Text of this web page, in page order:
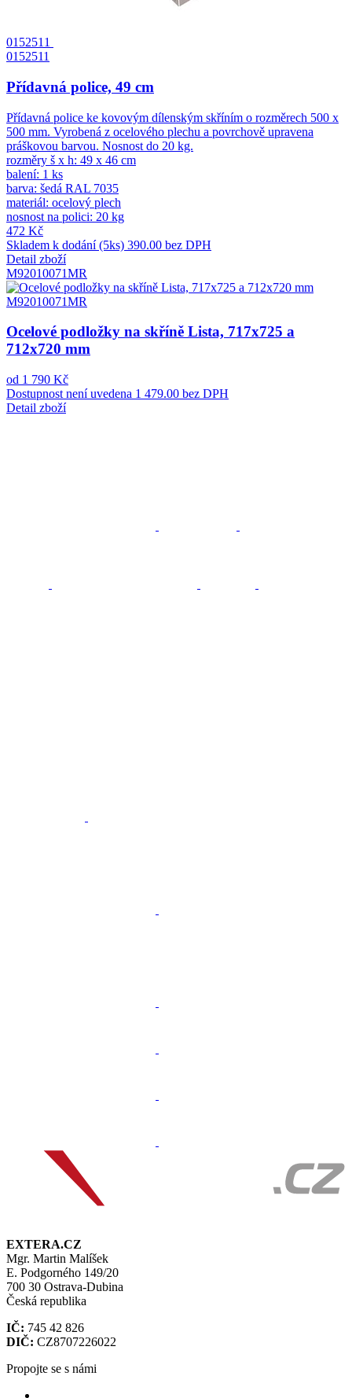
0152511
0152511
Přídavná police, 49 cm
Přídavná police ke kovovým dílenským skříním o rozměrech 500 x
500 mm. Vyrobená z ocelového plechu a povrchově upravena
práškovou barvou. Nosnost do 20 kg.
rozměry š x h: 49 x 46 cm
balení: 1 ks
barva: šedá RAL 7035
materiál: ocelový plech
nosnost na polici: 20 kg
472 Kč
Skladem k dodání (5ks) 390.00 bez DPH
Detail zboží
M92010071MR
M92010071MR
Ocelové podložky na skříně Lista, 717x725 a
712x720 mm
od 1 790 Kč
Dostupnost není uvedena 1 479.00 bez DPH
Detail zboží
EXTERA.CZ
Mgr. Martin Malíšek
E. Podgorného 149/20
700 30 Ostrava-Dubina
Česká republika
IČ: 745 42 826
DIČ: CZ8707226022
Propojte se s námi